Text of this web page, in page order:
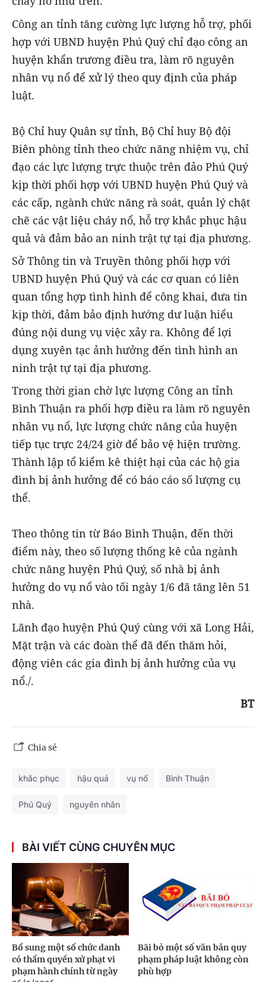
Công an tỉnh tăng cường lực lượng hỗ trợ, phối
hợp với UBND huyện Phú Quý chỉ đạo công an
huyện khẩn trương điều tra, làm rõ nguyên
nhân vụ nổ để xử lý theo quy định của pháp
luật.
Bộ Chỉ huy Quân sự tỉnh, Bộ Chỉ huy Bộ đội
Biên phòng tỉnh theo chức năng nhiệm vụ, chỉ
đạo các lực lượng trực thuộc trên đảo Phú Quý
kịp thời phối hợp với UBND huyện Phú Quý và
các cấp, ngành chức năng rà soát, quản lý chặt
chẽ các vật liệu cháy nổ, hỗ trợ khắc phục hậu
quả và đảm bảo an ninh trật tự tại địa phương.
Sở Thông tin và Truyền thông phối hợp với
UBND huyện Phú Quý và các cơ quan có liên
quan tổng hợp tình hình để công khai, đưa tin
kịp thời, đảm bảo định hướng dư luận hiểu
đúng nội dung vụ việc xảy ra. Không để lợi
dụng xuyên tạc ảnh hưởng đến tình hình an
ninh trật tự tại địa phương.
Trong thời gian chờ lực lượng Công an tỉnh
Bình Thuận ra phối hợp điều ra làm rõ nguyên
nhân vụ nổ, lực lượng chức năng của huyện
tiếp tục trực 24/24 giờ để bảo vệ hiện trường.
Thành lập tổ kiểm kê thiệt hại của các hộ gia
đình bị ảnh hưởng để có báo cáo số lượng cụ
thể.
Theo thông tin từ Báo Bình Thuận, đến thời
điểm này, theo số lượng thống kê của ngành
chức năng huyện Phú Quý, số nhà bị ảnh
hưởng do vụ nổ vào tối ngày 1/6 đã tăng lên 51
nhà.
Lãnh đạo huyện Phú Quý cùng với xã Long Hải,
Mặt trận và các đoàn thể đã đến thăm hỏi,
động viên các gia đình bị ảnh hưởng của vụ
nổ./.
BT
Chia sẻ
khắc phục hậu quả vụ nổ Bình Thuận
Phú Quý nguyên nhân
BÀI VIẾT CÙNG CHUYÊN MỤC
Bổ sung một số chức danh
có thẩm quyền xử phạt vi
phạm hành chính từ ngày
Bãi bỏ một số văn bản quy
phạm pháp luật không còn
phù hợp